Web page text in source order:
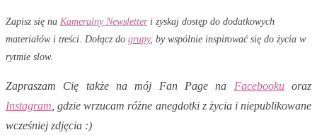
Zapisz się na Kameralny Newsletteri zyskaj dostęp do dodatkowych
materiałów i treści. Dołącz do grupy, by wspólnie inspirować się do życia w
rytmie slow.
Zapraszam Cię także na mój Fan Page na Facebookuoraz
Instagram , gdzie wrzucam różne anegdotki z życia i niepublikowane
wcześniej zdjęcia :)